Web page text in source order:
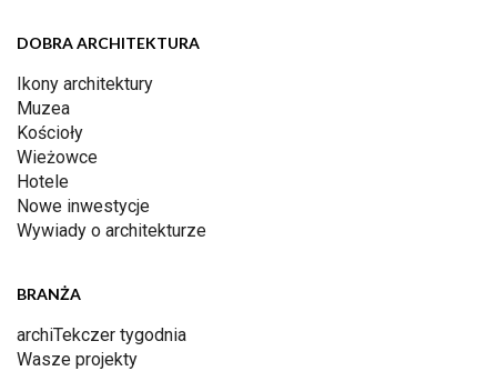
DOBRA ARCHITEKTURA
Ikony architektury
Muzea
Kościoły
Wieżowce
Hotele
Nowe inwestycje
Wywiady o architekturze
BRANŻA
archiTekczer tygodnia
Wasze projekty